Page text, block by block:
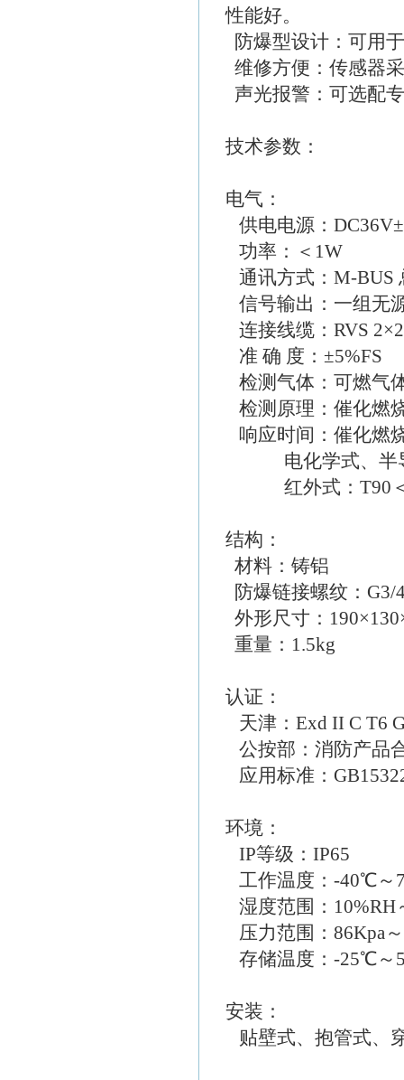
性能好。
防爆型设计：可用
维修方便：传感器
声光报警：可选配
技术参数：
电气：
供电电源：
功率：＜1W
通讯方式：M-BUS
信号输出：一组无
连接线缆：RVS
准 确 度：±5%FS
检测气体：可燃气
检测原理：催化燃
响应时间：催化燃
电化学式、半导
红外式：T90＜
结构：
材料：铸铝
防爆链接螺纹：G3/
外形尺寸：
重量：1.5kg
认证：
天津：Exd II C T6
公按部：消防产品
应用标准：
环境：
IP等级：IP65
工作温度：-40℃～
湿度范围：10%RH
压力范围：86Kpa
存储温度：-25℃～
安装：
贴壁式、抱管式、